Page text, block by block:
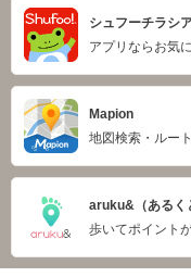
シュフーチラシ
アプリならお気
Mapion
地図検索・ルー
aruku&（あるく
歩いてポイント